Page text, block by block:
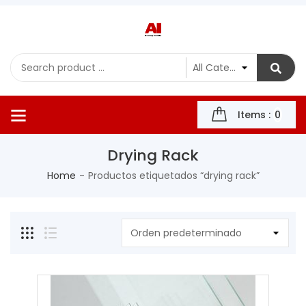
Items : 0
Drying Rack
Home Productos etiquetados “drying rack”